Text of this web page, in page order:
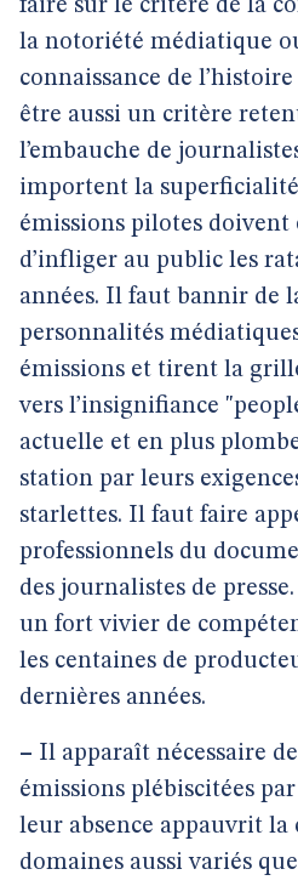
faire sur le critère de la
la notoriété médiatique
connaissance de
être aussi un critère
l’embauche de
importent la
émissions pilotes doivent
d’infliger au public les
années. Il faut bannir de
personnalités
émissions et tirent la
vers l’insignifiance
actuelle et en plus
station par leurs
starlettes. Il faut faire
professionnels du
des journalistes de
un fort vivier de
les centaines de
dernières années.
– Il apparaît nécessaire
émissions plébiscitées
leur absence appauvrit la
domaines aussi variés